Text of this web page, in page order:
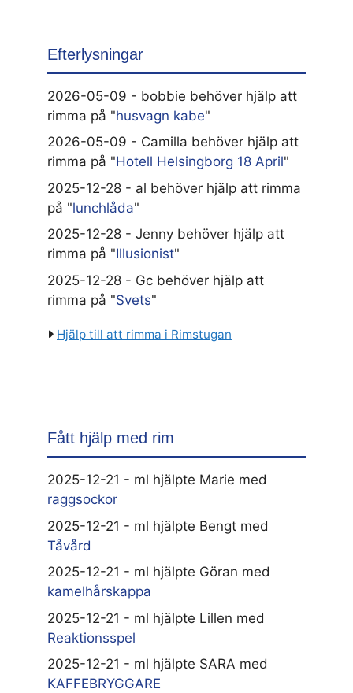
Efterlysningar
2026-05-09 - bobbie behöver hjälp att
rimma på "husvagn kabe"
2026-05-09 - Camilla behöver hjälp att
rimma på "Hotell Helsingborg 18 April"
2025-12-28 - al behöver hjälp att rimma
på "lunchlåda"
2025-12-28 - Jenny behöver hjälp att
rimma på "Illusionist"
2025-12-28 - Gc behöver hjälp att
rimma på "Svets"
Hjälp till att rimma i Rimstugan
Fått hjälp med rim
2025-12-21 - ml hjälpte Marie med
raggsockor
2025-12-21 - ml hjälpte Bengt med
Tåvård
2025-12-21 - ml hjälpte Göran med
kamelhårskappa
2025-12-21 - ml hjälpte Lillen med
Reaktionsspel
2025-12-21 - ml hjälpte SARA med
KAFFEBRYGGARE